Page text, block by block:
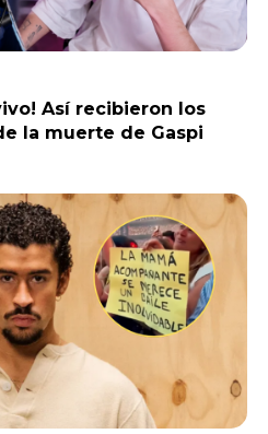
Así recibieron los
la muerte de Gaspi